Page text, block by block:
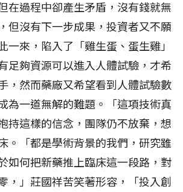
在過程中卻產生矛盾，沒有錢就無
但沒有下一步成果，投資者又不願
一來，陷入了「雞生蛋、蛋生雞」
足夠資源可以進入人體試驗，才希
，然而藥廠又希望看到人體試驗數
為一道無解的難題。「這項技術真
持這樣的信念，團隊仍不放棄，想
。「都是學術背景的我們，研究雖
如何把新藥推上臨床這一段路，對
，」莊國祥苦笑著形容，「投入創